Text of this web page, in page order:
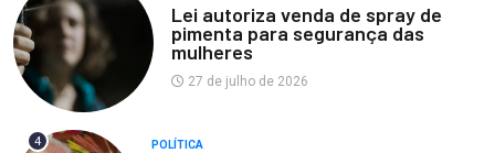
Lei autoriza venda de spray de
pimenta para segurança das
mulheres
27 de julho de 2026
4 POLÍTICA